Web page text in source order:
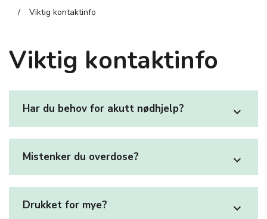
Viktig kontaktinfo
Viktig kontaktinfo
Har du behov for akutt nødhjelp? expand_more
Mistenker du overdose? expand_more
Drukket for mye? expand_more